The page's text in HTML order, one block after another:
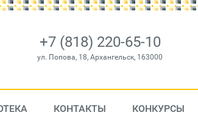
+7 (818) 220-65-10
ул. Попова, 18, Архангельск, 163000
КОНТАКТЫ КОНКУРСЫ